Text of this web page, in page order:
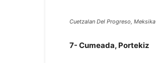
Cuetzalan Del Progreso, Meksika
7- Cumeada, Portekiz